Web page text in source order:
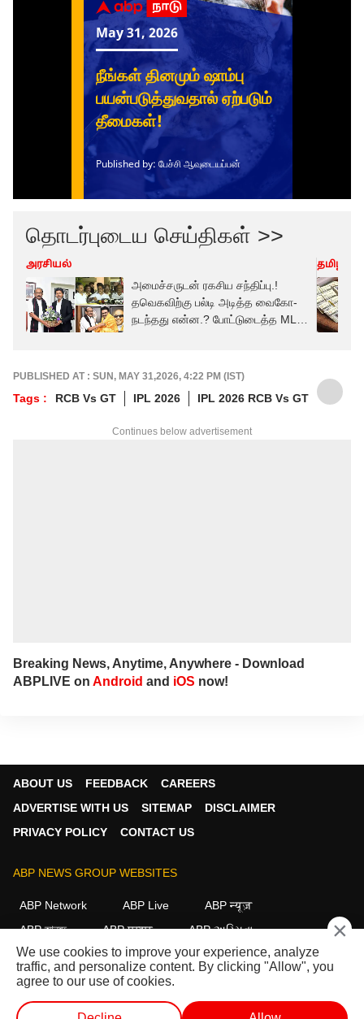
தொடர்புடைய செய்திகள் >>
அரசியல்
அமைச்சருடன் ரகசிய சந்திப்பு.!
தவெகவிற்கு பல்டி அடித்த வைகோ-
நடந்தது என்ன.? போட்டுடைத்த MLA-
PUBLISHED AT : SUN, MAY 31,2026, 4:22 PM (IST)
Tags : RCB Vs GT IPL 2026 IPL 2026 RCB Vs GT
Continues below advertisement
Breaking News, Anytime, Anywhere - Download
ABPLIVE on Android and iOS now!
ABOUT US FEEDBACK
CAREERS
ADVERTISE WITH US
SITEMAP
DISCLAIMER
PRIVACY POLICY
CONTACT US
ABP NEWS GROUP WEBSITES
ABP Network ABP Live
ABP न्यूज़
ABP আনন্দ
ABP माझा
ABP અસ્મિતા
ABP Ganga
ABP ਸਾਂਝਾ ABP நாடு ABP దేశం
FOLLOW US
×
We use cookies to improve your experience, analyze
traffic, and personalize content. By clicking "Allow", you
agree to our use of cookies.